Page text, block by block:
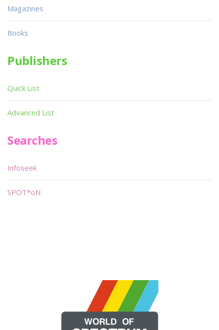
Magazines
Books
Publishers
Quick List
Advanced List
Searches
Infoseek
SPOT*oN